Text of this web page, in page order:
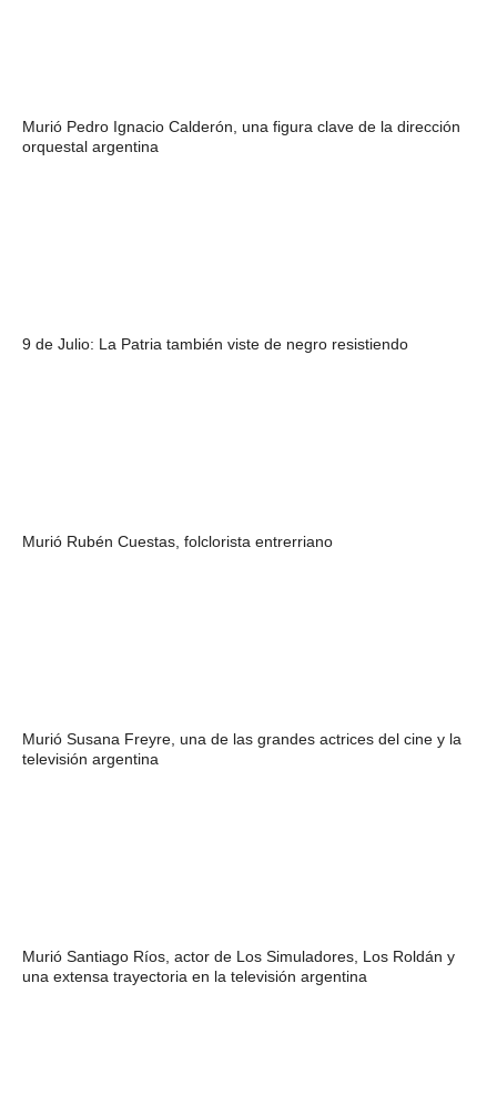
Murió Pedro Ignacio Calderón, una figura clave de la dirección
orquestal argentina
9 de Julio: La Patria también viste de negro resistiendo
Murió Rubén Cuestas, folclorista entrerriano
Murió Susana Freyre, una de las grandes actrices del cine y la
televisión argentina
Murió Santiago Ríos, actor de Los Simuladores, Los Roldán y
una extensa trayectoria en la televisión argentina